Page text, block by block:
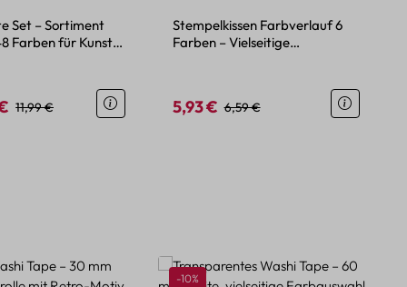
Set – Sortiment
Farben für Kunst
Regulärer Preis:
11,99 €
Stempelkissen Farbverlauf 6
Farben – Vielseitige
Verkaufspreis:
5,93 € Regulärer Preis:
6,59 €
Rabatt
-10%